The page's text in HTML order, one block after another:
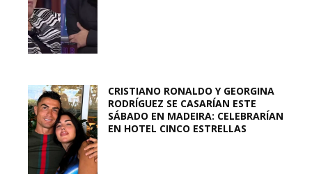
CRISTIANO RONALDO Y GEORGINA
RODRÍGUEZ SE CASARÍAN ESTE
SÁBADO EN MADEIRA: CELEBRARÍAN
EN HOTEL CINCO ESTRELLAS